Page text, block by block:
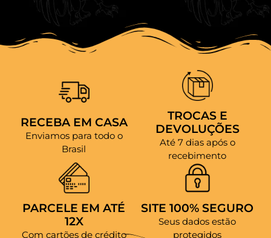
RECEBA EM CASA
Enviamos para todo o
Brasil
TROCAS E
DEVOLUÇÕES
Até 7 dias após o
recebimento
PARCELE EM ATÉ
12X
Com cartões de crédito
SITE 100% SEGURO
Seus dados estão
protegidos